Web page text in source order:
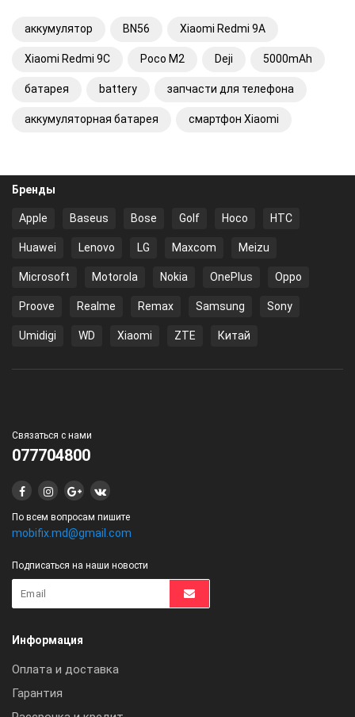
аккумулятор BN56 Xiaomi Redmi 9A
Xiaomi Redmi 9C Poco M2 Deji 5000mAh
батарея battery запчасти для телефона
аккумуляторная батарея смартфон Xiaomi
Бренды
Apple Baseus Bose Golf Hoco HTC
Huawei Lenovo LG Maxcom Meizu
Microsoft Motorola Nokia OnePlus Oppo
Proove Realme Remax Samsung Sony
Umidigi WD Xiaomi ZTE Китай
Связаться с нами
077704800
По всем вопросам пишите
mobifix.md@gmail.com
Подписаться на наши новости
Информация
Оплата и доставка
Гарантия